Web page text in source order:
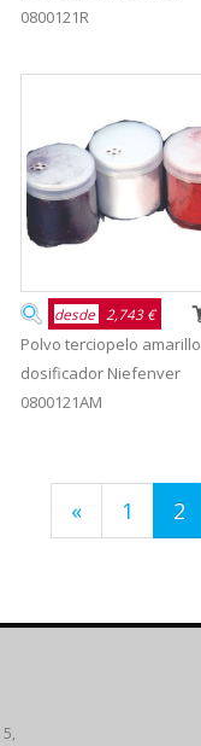
0800121R
desde 2,743 €
Polvo terciopelo amarillo
dosificador Niefenver
0800121AM
« 1 2